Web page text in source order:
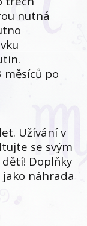
nutná
po
Užívání v
se svým
Doplňky
náhrada